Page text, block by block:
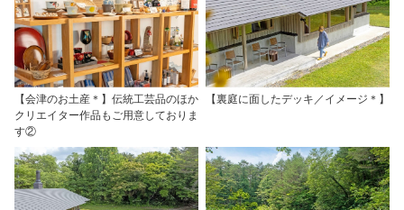
【会津のお土産＊】伝統工芸品のほか
クリエイター作品もご用意しておりま
す②
【裏庭に面したデッキ／イメージ＊】